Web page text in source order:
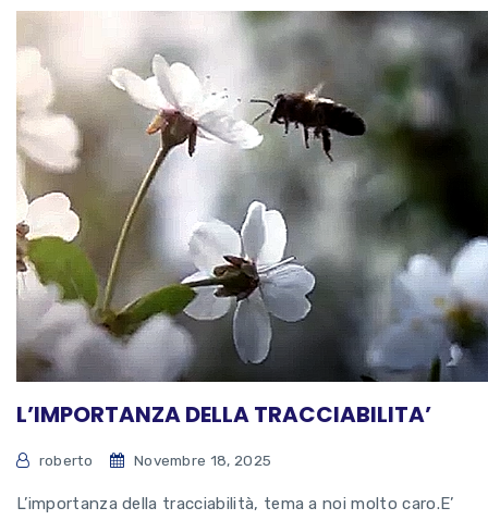
L’IMPORTANZA DELLA TRACCIABILITA’
roberto Novembre 18, 2025
L’importanza della tracciabilità, tema a noi molto caro.E’